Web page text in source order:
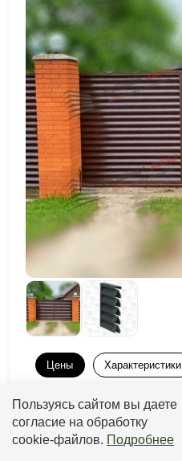
Пользуясь сайтом вы даете
согласие на обработку
cookie-файлов. Подробнее
Цены Характеристики
Покрытие
Толщина
рамы